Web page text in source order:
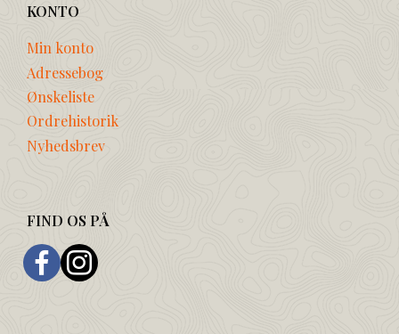
KONTO
Min konto
Adressebog
Ønskeliste
Ordrehistorik
Nyhedsbrev
FIND OS PÅ